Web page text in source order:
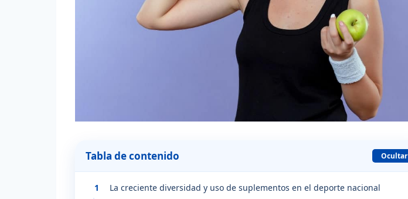
Tabla de contenido Ocultar
1
La creciente diversidad y uso de suplementos en el deporte nacional